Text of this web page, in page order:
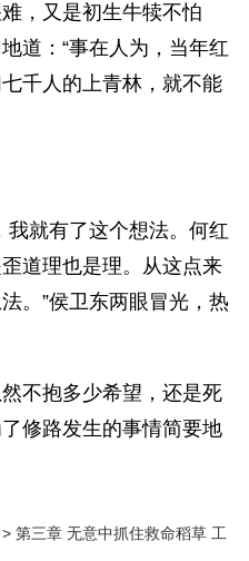
，又是初生牛犊不怕
道：“事在人为，当年红
千人的上青林，就不能
就有了这个想法。何红
道理也是理。从这点来
。”侯卫东两眼冒光，热
抱多少希望，还是死
修路发生的事情简要地
> 第三章 无意中抓住救命稻草 工